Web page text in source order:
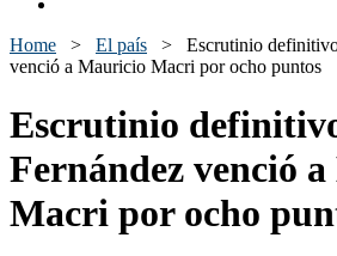
Home > El país > Escrutinio
venció a Mauricio Macri por ocho puntos
Escrutinio
Fernández venció
Macri por ocho